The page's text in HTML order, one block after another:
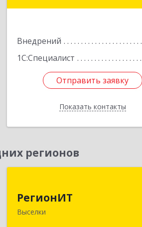
Внедрений
1С:Специалист
Отправить заявку
Показать контакты
Отправить заявку
Назад
регионов
РегионИТ
Выселки
Выселковский, с.п.